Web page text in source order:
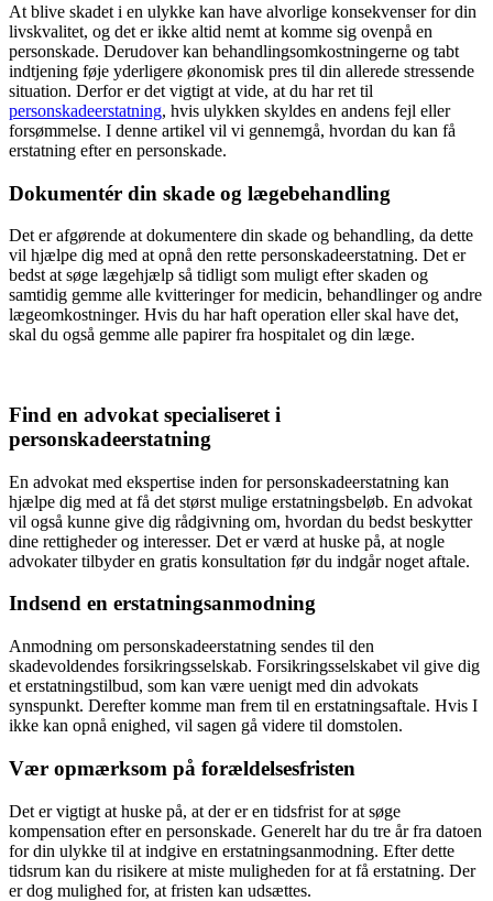
At blive skadet i en ulykke kan have alvorlige konsekvenser for din
livskvalitet, og det er ikke altid nemt at komme sig ovenpå en
personskade. Derudover kan behandlingsomkostningerne og tabt
indtjening føje yderligere økonomisk pres til din allerede stressende
situation. Derfor er det vigtigt at vide, at du har ret til
personskadeerstatning, hvis ulykken skyldes en andens fejl eller
forsømmelse. I denne artikel vil vi gennemgå, hvordan du kan få
erstatning efter en personskade.
Dokumentér din skade og lægebehandling
Det er afgørende at dokumentere din skade og behandling, da dette
vil hjælpe dig med at opnå den rette personskadeerstatning. Det er
bedst at søge lægehjælp så tidligt som muligt efter skaden og
samtidig gemme alle kvitteringer for medicin, behandlinger og andre
lægeomkostninger. Hvis du har haft operation eller skal have det,
skal du også gemme alle papirer fra hospitalet og din læge.
Find en advokat specialiseret i
personskadeerstatning
En advokat med ekspertise inden for personskadeerstatning kan
hjælpe dig med at få det størst mulige erstatningsbeløb. En advokat
vil også kunne give dig rådgivning om, hvordan du bedst beskytter
dine rettigheder og interesser. Det er værd at huske på, at nogle
advokater tilbyder en gratis konsultation før du indgår noget aftale.
Indsend en erstatningsanmodning
Anmodning om personskadeerstatning sendes til den
skadevoldendes forsikringsselskab. Forsikringsselskabet vil give dig
et erstatningstilbud, som kan være uenigt med din advokats
synspunkt. Derefter komme man frem til en erstatningsaftale. Hvis I
ikke kan opnå enighed, vil sagen gå videre til domstolen.
Vær opmærksom på forældelsesfristen
Det er vigtigt at huske på, at der er en tidsfrist for at søge
kompensation efter en personskade. Generelt har du tre år fra datoen
for din ulykke til at indgive en erstatningsanmodning. Efter dette
tidsrum kan du risikere at miste muligheden for at få erstatning. Der
er dog mulighed for, at fristen kan udsættes.